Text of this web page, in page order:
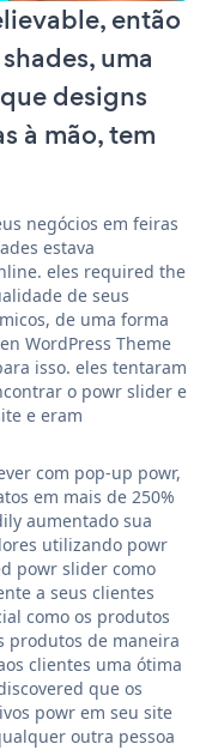
então
uma
designs
à mão, tem
negócios em feiras
estava
eles required the
de seus
de uma forma
WordPress Theme
isso. eles tentaram
o powr slider e
e eram
com pop-up powr,
em mais de 250%
aumentado sua
utilizando powr
powr slider como
a seus clientes
como os produtos
produtos de maneira
clientes uma ótima
que os
powr em seu site
outra pessoa